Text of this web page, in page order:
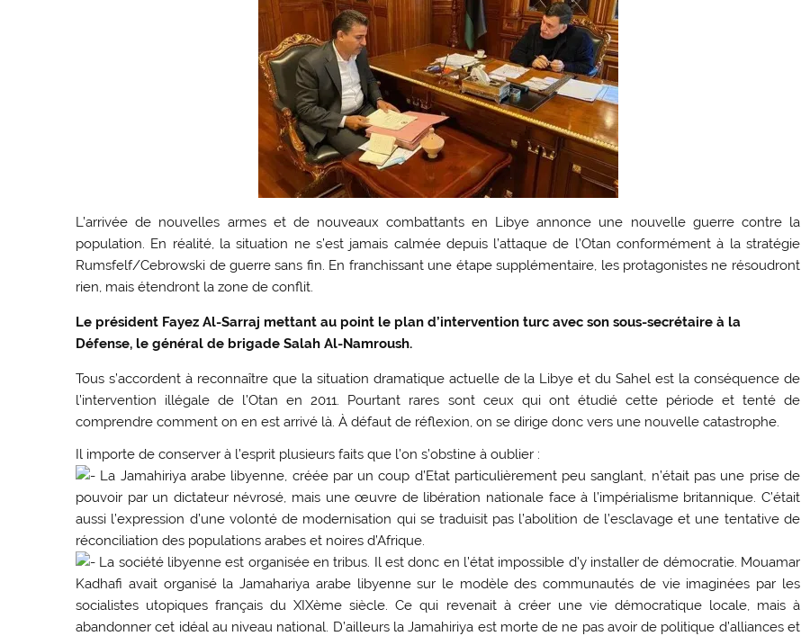
L’arrivée de nouvelles armes et de nouveaux combattants en Libye annonce une nouvelle guerre contre la
population. En réalité, la situation ne s’est jamais calmée depuis l’attaque de l’Otan conformément à la stratégie
Rumsfelf/Cebrowski de guerre sans fin. En franchissant une étape supplémentaire, les protagonistes ne résoudront
rien, mais étendront la zone de conflit.
Le président Fayez Al-Sarraj mettant au point le plan d’intervention turc avec son sous-secrétaire à la
Défense, le général de brigade Salah Al-Namroush.
Tous s’accordent à reconnaître que la situation dramatique actuelle de la Libye et du Sahel est la conséquence de
l’intervention illégale de l’Otan en 2011. Pourtant rares sont ceux qui ont étudié cette période et tenté de
comprendre comment on en est arrivé là. À défaut de réflexion, on se dirige donc vers une nouvelle catastrophe.
Il importe de conserver à l’esprit plusieurs faits que l’on s’obstine à oublier :
La Jamahiriya arabe libyenne, créée par un coup d’Etat particulièrement peu sanglant, n’était pas une prise de
pouvoir par un dictateur névrosé, mais une œuvre de libération nationale face à l’impérialisme britannique. C’était
aussi l’expression d’une volonté de modernisation qui se traduisit pas l’abolition de l’esclavage et une tentative de
réconciliation des populations arabes et noires d’Afrique.
La société libyenne est organisée en tribus. Il est donc en l’état impossible d’y installer de démocratie. Mouamar
Kadhafi avait organisé la Jamahariya arabe libyenne sur le modèle des communautés de vie imaginées par les
socialistes utopiques français du XIXème siècle. Ce qui revenait à créer une vie démocratique locale, mais à
abandonner cet idéal au niveau national. D’ailleurs la Jamahiriya est morte de ne pas avoir de politique d’alliances et